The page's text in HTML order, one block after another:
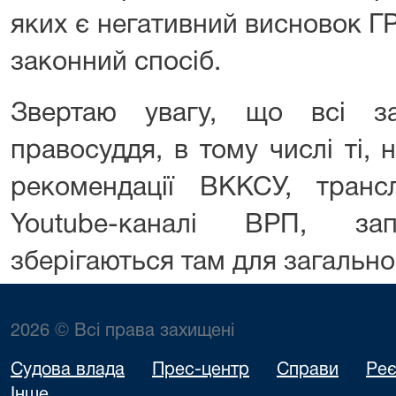
яких є негативний висновок
законний спосіб.
Звертаю увагу, що всі
правосуддя, в тому числі ті,
рекомендації ВККСУ,
Youtube-каналі ВРП,
зберігаються там для
2026 © Всі права захищені
Судова влада Прес-центр Справи